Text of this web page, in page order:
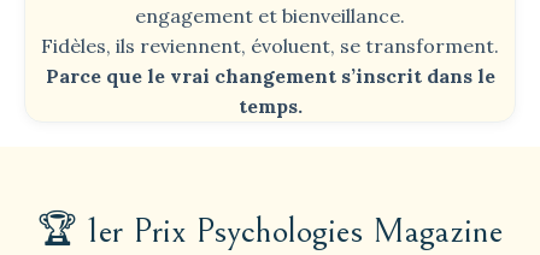
engagement et bienveillance.
Fidèles, ils reviennent, évoluent, se transforment.
Parce que le vrai changement s’inscrit dans le
temps.
🏆 1er Prix Psychologies Magazine